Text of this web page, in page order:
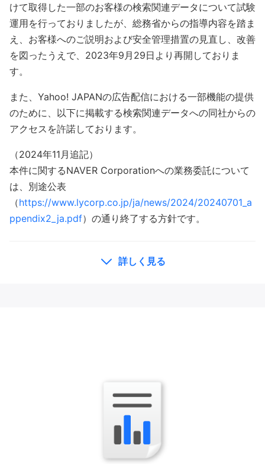
けて取得した一部のお客様の検索関連データについて試験
運用を行っておりましたが、総務省からの指導内容を踏ま
え、お客様へのご説明および安全管理措置の見直し、改善
を図ったうえで、2023年9月29日より再開しておりま
す。
また、Yahoo! JAPANの広告配信における一部機能の提供
のために、以下に掲載する検索関連データへの同社からの
アクセスを許諾しております。
（2024年11月追記）
本件に関するNAVER Corporationへの業務委託について
は、別途公表
（https://www.lycorp.co.jp/ja/news/2024/20240701_a
ppendix2_ja.pdf）の通り終了する方針です。
詳しく見る